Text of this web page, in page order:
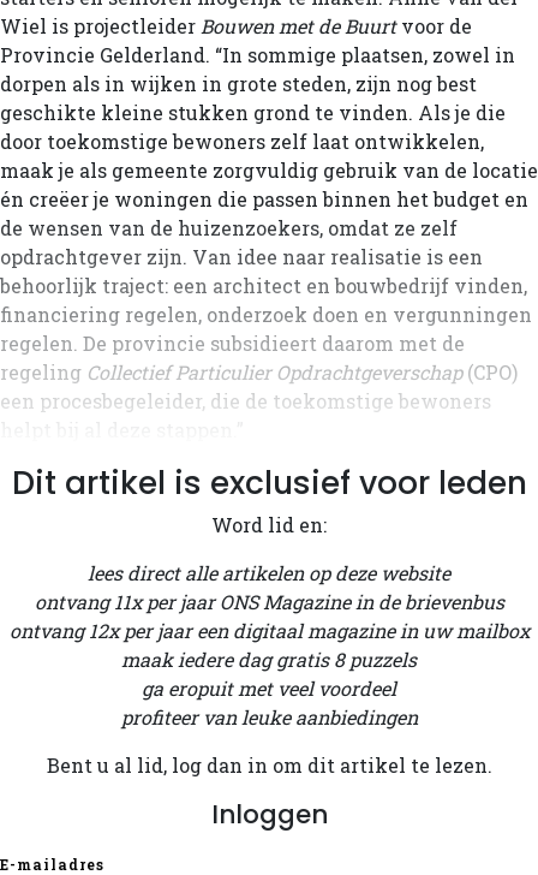
Wiel is projectleider Bouwen met de Buurtvoor de
Provincie Gelderland. “In sommige plaatsen, zowel in
dorpen als in wijken in grote steden, zijn nog best
geschikte kleine stukken grond te vinden. Als je die
door toekomstige bewoners zelf laat ontwikkelen,
maak je als gemeente zorgvuldig gebruik van de locatie
én creëer je woningen die passen binnen het budget en
de wensen van de huizenzoekers, omdat ze zelf
opdrachtgever zijn. Van idee naar realisatie is een
behoorlijk traject: een architect en bouwbedrijf vinden,
financiering regelen, onderzoek doen en vergunningen
regelen. De provincie subsidieert daarom met de
regeling Collectief Particulier Opdrachtgeverschap(CPO)
een procesbegeleider, die de toekomstige bewoners
Dit artikel is exclusief voor leden
Word lid en:
lees direct alle artikelen op deze website
ontvang 11x per jaar ONS Magazine in de brievenbus
ontvang 12x per jaar een digitaal magazine in uw mailbox
maak iedere dag gratis 8 puzzels
ga eropuit met veel voordeel
profiteer van leuke aanbiedingen
Bent u al lid, log dan in om dit artikel te lezen.
Inloggen
E-mailadres